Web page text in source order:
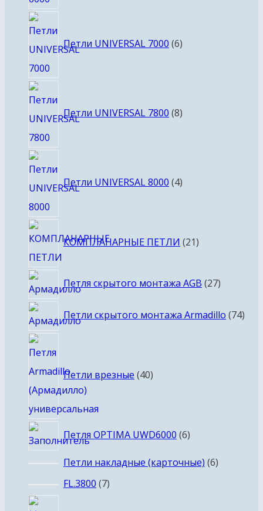
Петли UNIVERSAL 7000 6товаров
Петли UNIVERSAL 7800 8товаров
Петли UNIVERSAL 8000 4товара
КОМПЛАНАРНЫЕ ПЕТЛИ 21товар
Петля скрытого монтажа AGB 2727
Петли скрытого монтажа Armadillo 7474
Петли врезные 40
Петля OPTIMA UWD6000 66
Петли накладные (карточные) 66
FL.3800 77